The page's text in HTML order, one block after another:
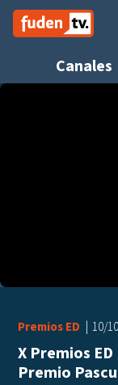
Saltar
contenido
Canales
Premios ED 10/
X Premios
Premio